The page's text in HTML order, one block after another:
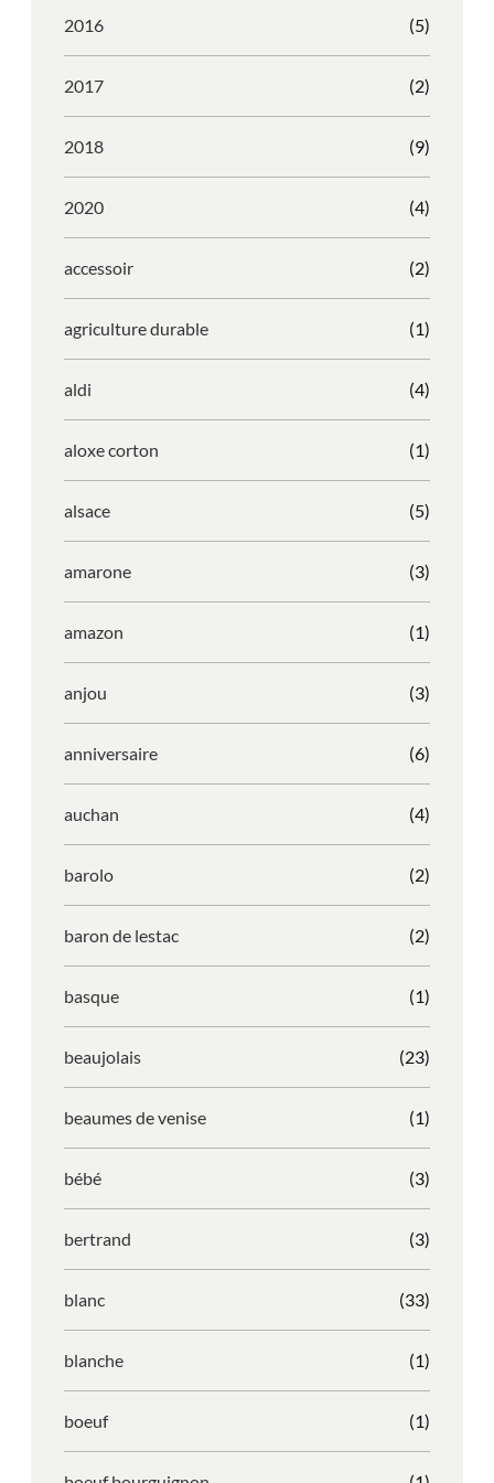
2016 (5)
2017 (2)
2018 (9)
2020 (4)
accessoir (2)
agriculture durable (1)
aldi (4)
aloxe corton (1)
alsace (5)
amarone (3)
amazon (1)
anjou (3)
anniversaire (6)
auchan (4)
barolo (2)
baron de lestac (2)
basque (1)
beaujolais (23)
beaumes de venise (1)
bébé (3)
bertrand (3)
blanc (33)
blanche (1)
boeuf (1)